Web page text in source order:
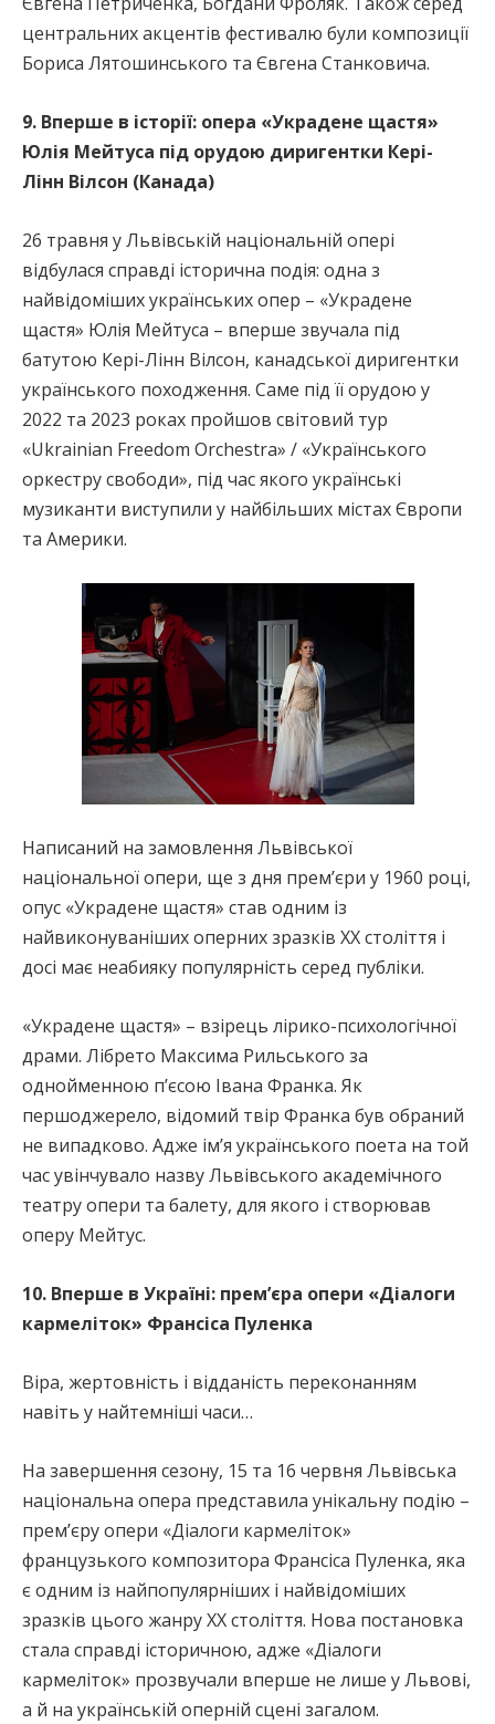
центральних акцентів фестивалю були композиції
Бориса Лятошинського та Євгена Станковича.
9. Вперше в історії: опера «Украдене щастя»
Юлія Мейтуса під орудою диригентки Кері-
Лінн Вілсон (Канада)
26 травня у Львівській національній опері
відбулася справді історична подія: одна з
найвідоміших українських опер – «Украдене
щастя» Юлія Мейтуса – вперше звучала під
батутою Кері-Лінн Вілсон, канадської диригентки
українського походження. Саме під її орудою у
2022 та 2023 роках пройшов світовий тур
«Ukrainian Freedom Orchestra» / «Українського
оркестру свободи», під час якого українські
музиканти виступили у найбільших містах Європи
та Америки.
Написаний на замовлення Львівської
національної опери, ще з дня прем’єри у 1960 році,
опус «Украдене щастя» став одним із
найвиконуваніших оперних зразків ХХ століття і
досі має неабияку популярність серед публіки.
«Украдене щастя» – взірець лірико-психологічної
драми. Лібрето Максима Рильського за
однойменною п’єсою Івана Франка. Як
першоджерело, відомий твір Франка був обраний
не випадково. Адже ім’я українського поета на той
час увінчувало назву Львівського академічного
театру опери та балету, для якого і створював
оперу Мейтус.
10. Вперше в Україні: прем’єра опери «Діалоги
кармеліток» Франсіса Пуленка
Віра, жертовність і відданість переконанням
навіть у найтемніші часи…
На завершення сезону, 15 та 16 червня Львівська
національна опера представила унікальну подію –
прем’єру опери «Діалоги кармеліток»
французького композитора Франсіса Пуленка, яка
є одним із найпопулярніших і найвідоміших
зразків цього жанру ХХ століття. Нова постановка
стала справді історичною, адже «Діалоги
кармеліток» прозвучали вперше не лише у Львові,
а й на українській оперній сцені загалом.